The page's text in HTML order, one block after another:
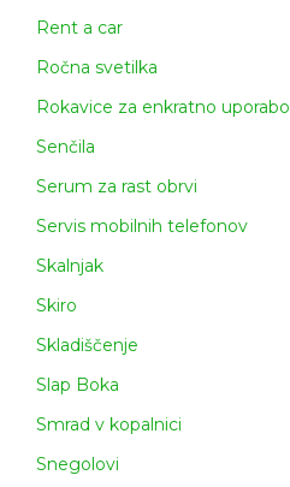
Rent a car
Ročna svetilka
Rokavice za enkratno uporabo
Senčila
Serum za rast obrvi
Servis mobilnih telefonov
Skalnjak
Skiro
Skladiščenje
Slap Boka
Smrad v kopalnici
Snegolovi